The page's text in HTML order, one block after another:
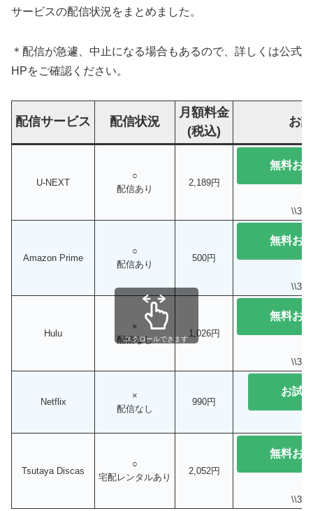
サービスの配信状況をまとめました。
＊配信が急遽、中止になる場合もあるので、詳しくは公式
HPをご確認ください。
配信サービス 配信状況
月額料金
(税込)
お
U-NEXT
○
配信あり
2,189円
無料お
\\31
Amazon Prime
○
配信あり
500円
無料お
\\30
Hulu
×
配信なし
1,026円
無料お
\\31
Netflix
×
配信なし
990円
お試
Tsutaya Discas
○
宅配レンタルあり
2,052円
無料お
\\30
スクロールできます